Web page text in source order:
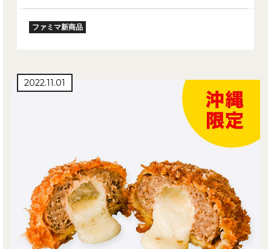
ファミマ新商品
2022.11.01